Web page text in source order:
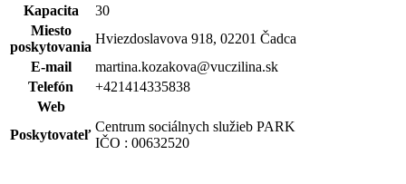
Kapacita
30
Miesto
poskytovania
Hviezdoslavova 918, 02201 Čadca
E-mail
martina.kozakova@vuczilina.sk
Telefón
+421414335838
Web
Poskytovateľ
Centrum sociálnych služieb PARK
IČO : 00632520